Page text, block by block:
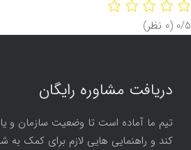
‫0/5 ‫(0 نظر)
دریافت مشاوره رایگان
تیم ما آماده است تا وضعیت سازمان و
کند و راهنمایی هایی لازم برای کمک به